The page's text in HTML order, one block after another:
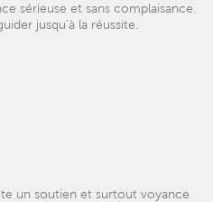
sérieuse et sans complaisance.
jusqu’à la réussite.
un soutien et surtout voyance